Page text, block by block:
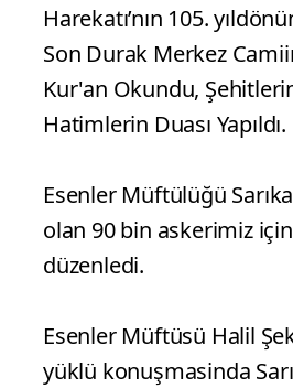
Harekatı’nın 105.
Son Durak Merkez
Kur'an Okundu,
Hatimlerin Duası Yapıldı.
Esenler Müftülüğü
olan 90 bin askerimiz
düzenledi.
Esenler Müftüsü Halil
yüklü konuşmasinda